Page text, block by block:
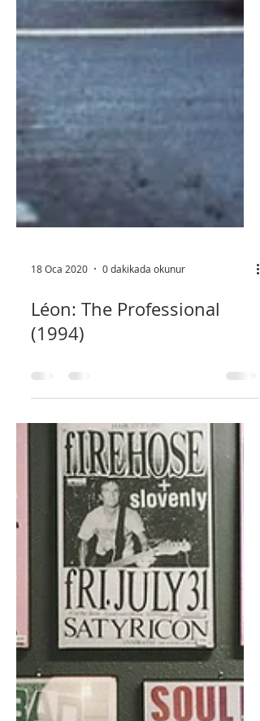
18 Oca 2020
Léon: The Professional
(1994)